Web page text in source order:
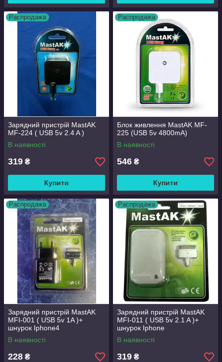
Распродажа
Зарядний пристрій MastAK
MF-224 ( USB 5v 2.4 A )
В наявності
319 ₴
Купити
Распродажа
Блок живлення MastAK MF-
225 (USB 5v 4800mA)
В наявності
546 ₴
Купити
Распродажа
Зарядний пристрій MastAK
MFI-001 ( USB 5v 1A )+
шнурок Iphone4
В наявності
228 ₴
Распродажа
Зарядний пристрій MastAK
MFI-011 ( USB 5v 2.1 A )+
шнурок Iphone
В наявності
319 ₴